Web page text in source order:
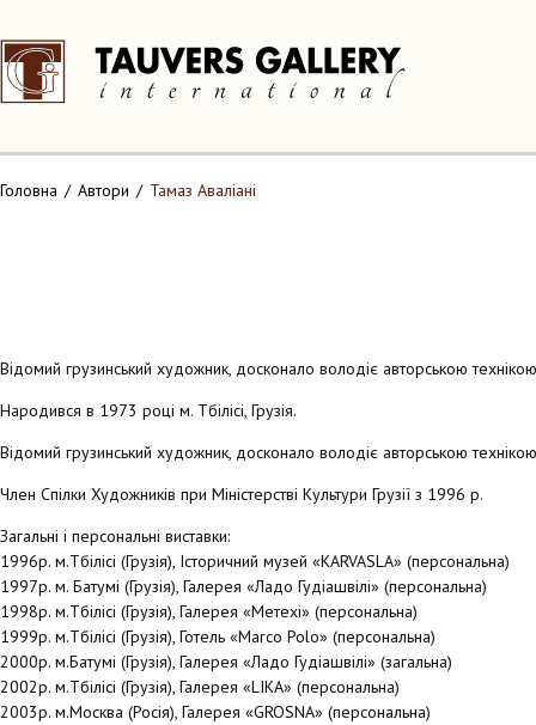
Головна Автори Тамаз Аваліані
Відомий грузинський художник, досконало володіє авторською
Народився в 1973 році м. Тбілісі, Грузія.
Відомий грузинський художник, досконало володіє авторською
Член Спілки Художників при Міністерстві Культури Грузії з 1996 р.
Загальні і персональні виставки:
1996р. м.Тбілісі (Грузія), Історичний музей «KARVASLA» (персональна)
1997р. м. Батумі (Грузія), Галерея «Ладо Гудіашвілі» (персональна)
1998р. м.Тбілісі (Грузія), Галерея «Метехі» (персональна)
1999р. м.Тбілісі (Грузія), Готель «Marco Polo» (персональна)
2000р. м.Батумі (Грузія), Галерея «Ладо Гудіашвілі» (загальна)
2002р. м.Тбілісі (Грузія), Галерея «LIKA» (персональна)
2003р. м.Москва (Росія), Галерея «GROSNA» (персональна)